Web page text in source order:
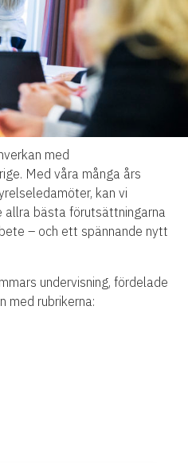
med
Med våra många års
kan vi
allra bästa förutsättningarna
– och ett spännande nytt
undervisning, fördelade
med rubrikerna: